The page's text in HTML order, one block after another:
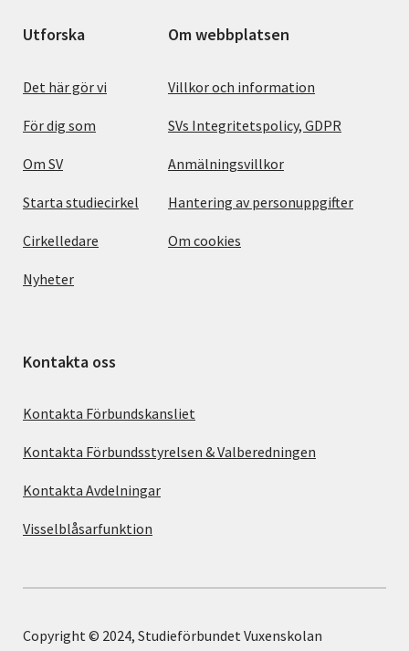
Utforska
Det här gör vi
För dig som
Om SV
Starta studiecirkel
Cirkelledare
Nyheter
Om webbplatsen
Villkor och information
SVs Integritetspolicy, GDPR
Anmälningsvillkor
Hantering av personuppgifter
Om cookies
Kontakta oss
Kontakta Förbundskansliet
Kontakta Förbundsstyrelsen & Valberedningen
Kontakta Avdelningar
Visselblåsarfunktion
Copyright © 2024, Studieförbundet Vuxenskolan